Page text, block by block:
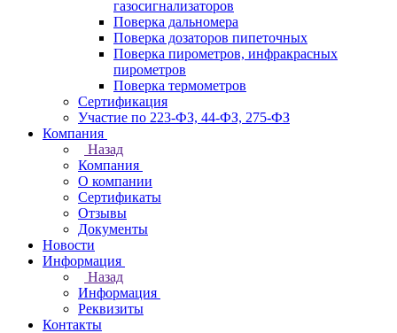
газосигнализаторов
Поверка дальномера
Поверка дозаторов пипеточных
Поверка пирометров, инфракрасных
пирометров
Поверка термометров
Сертификация
Участие по 223-ФЗ, 44-ФЗ, 275-ФЗ
Компания
Назад
Компания
О компании
Сертификаты
Отзывы
Документы
Новости
Информация
Назад
Информация
Реквизиты
Контакты